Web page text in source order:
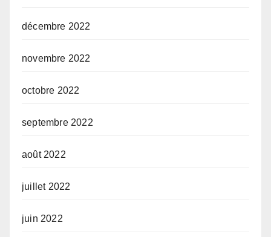
décembre 2022
novembre 2022
octobre 2022
septembre 2022
août 2022
juillet 2022
juin 2022